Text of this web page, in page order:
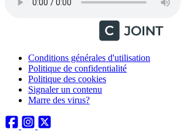
Conditions générales d'utilisation
Politique de confidentialité
Politique des cookies
Signaler un contenu
Marre des virus?